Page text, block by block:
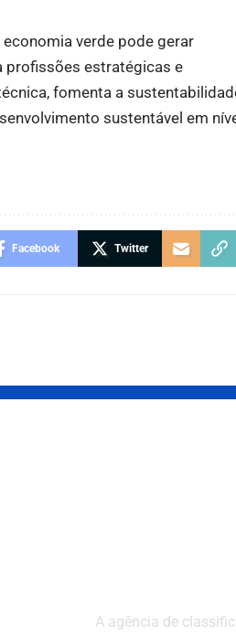
verde pode gerar
profissões estratégicas e
fomenta a
sustentável em
Facebook Twitter
A agência de